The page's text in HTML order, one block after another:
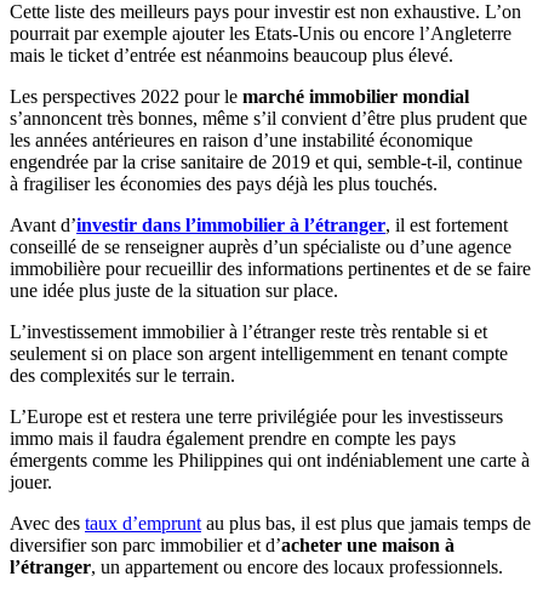
Cette liste des meilleurs pays pour investir est non exhaustive. L’on
pourrait par exemple ajouter les Etats-Unis ou encore l’Angleterre
mais le ticket d’entrée est néanmoins beaucoup plus élevé.
Les perspectives 2022 pour le marché immobilier mondial
s’annoncent très bonnes, même s’il convient d’être plus prudent que
les années antérieures en raison d’une instabilité économique
engendrée par la crise sanitaire de 2019 et qui, semble-t-il, continue
à fragiliser les économies des pays déjà les plus touchés.
Avant d’investir dans l’immobilier à l’étranger, il est fortement
conseillé de se renseigner auprès d’un spécialiste ou d’une agence
immobilière pour recueillir des informations pertinentes et de se faire
une idée plus juste de la situation sur place.
L’investissement immobilier à l’étranger reste très rentable si et
seulement si on place son argent intelligemment en tenant compte
des complexités sur le terrain.
L’Europe est et restera une terre privilégiée pour les investisseurs
immo mais il faudra également prendre en compte les pays
émergents comme les Philippines qui ont indéniablement une carte à
jouer.
Avec des taux d’emprunt au plus bas, il est plus que jamais temps de
diversifier son parc immobilier et d’acheter une maison à
l’étranger, un appartement ou encore des locaux professionnels.